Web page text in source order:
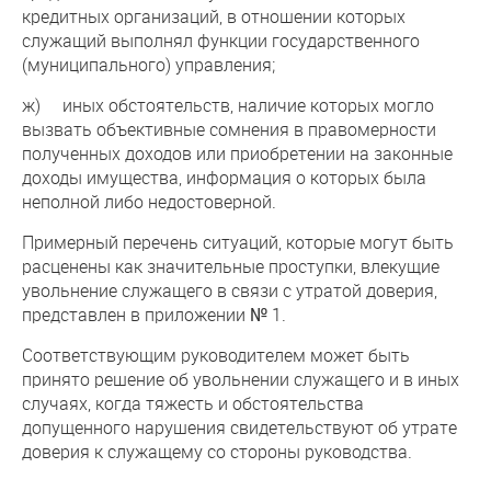
кредитных организаций, в отношении которых
служащий выполнял функции государственного
(муниципального) управления;
ж) иных обстоятельств, наличие которых могло
вызвать объективные сомнения в правомерности
полученных доходов или приобретении на законные
доходы имущества, информация о которых была
неполной либо недостоверной.
Примерный перечень ситуаций, которые могут быть
расценены как значительные проступки, влекущие
увольнение служащего в связи с утратой доверия,
представлен в приложении № 1.
Соответствующим руководителем может быть
принято решение об увольнении служащего и в иных
случаях, когда тяжесть и обстоятельства
допущенного нарушения свидетельствуют об утрате
доверия к служащему со стороны руководства.